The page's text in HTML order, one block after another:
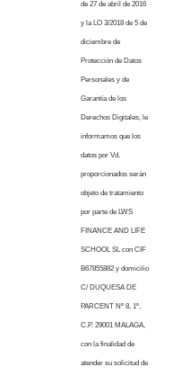
de 27 de abril de 2016
y la LO 3/2018 de 5 de
diciembre de
Protección de Datos
Personales y de
Garantía de los
Derechos Digitales, le
informamos que los
datos por Vd.
proporcionados serán
objeto de tratamiento
por parte de LWS
FINANCE AND LIFE
SCHOOL SL con CIF
B67855882 y domicilio
C/ DUQUESA DE
PARCENT Nº 8, 1º,
C.P. 29001 MALAGA,
con la finalidad de
atender su solicitud de